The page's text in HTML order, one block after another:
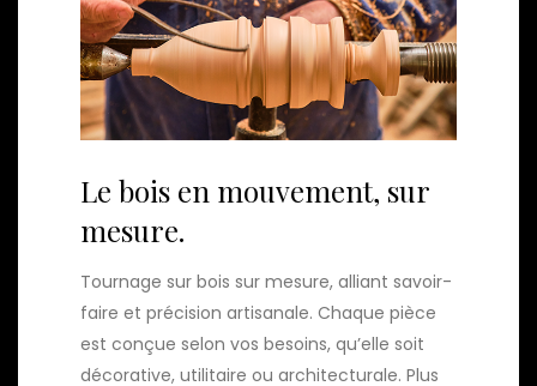
Le bois en mouvement, sur
mesure.
Tournage sur bois sur mesure, alliant savoir-
faire et précision artisanale. Chaque pièce
est conçue selon vos besoins, qu’elle soit
décorative, utilitaire ou architecturale. Plus